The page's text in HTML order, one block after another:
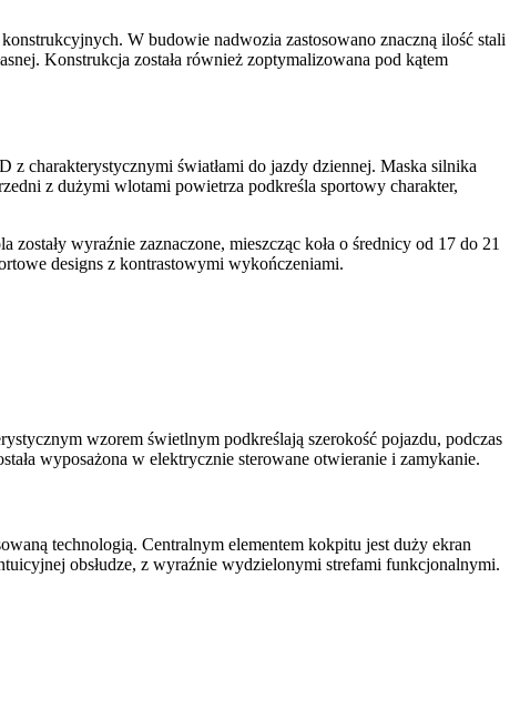
W budowie nadwozia zastosowano znaczną ilość stali
Konstrukcja została również zoptymalizowana pod kątem
charakterystycznymi światłami do jazdy dziennej. Maska silnika
z dużymi wlotami powietrza podkreśla sportowy charakter,
wyraźnie zaznaczone, mieszcząc koła o średnicy od 17 do 21
designs z kontrastowymi wykończeniami.
wzorem świetlnym podkreślają szerokość pojazdu, podczas
wyposażona w elektrycznie sterowane otwieranie i zamykanie.
technologią. Centralnym elementem kokpitu jest duży ekran
obsłudze, z wyraźnie wydzielonymi strefami funkcjonalnymi.